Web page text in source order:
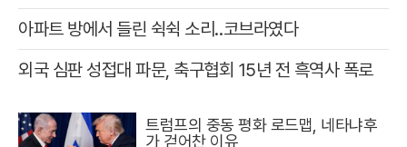
아파트 방에서 들린 쉭쉭 소리‥코브라였다
외국 심판 성접대 파문, 축구협회 15년 전 흑역사 폭로
트럼프의 중동 평화 로드맵, 네타냐후
가 걷어찬 이유